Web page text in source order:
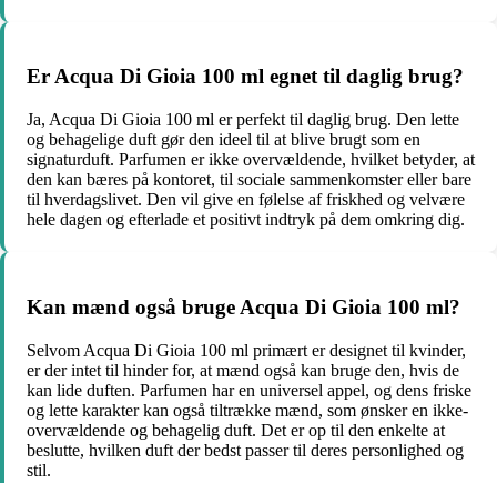
Er Acqua Di Gioia 100 ml egnet til daglig brug?
Ja, Acqua Di Gioia 100 ml er perfekt til daglig brug. Den lette
og behagelige duft gør den ideel til at blive brugt som en
signaturduft. Parfumen er ikke overvældende, hvilket betyder, at
den kan bæres på kontoret, til sociale sammenkomster eller bare
til hverdagslivet. Den vil give en følelse af friskhed og velvære
hele dagen og efterlade et positivt indtryk på dem omkring dig.
Kan mænd også bruge Acqua Di Gioia 100 ml?
Selvom Acqua Di Gioia 100 ml primært er designet til kvinder,
er der intet til hinder for, at mænd også kan bruge den, hvis de
kan lide duften. Parfumen har en universel appel, og dens friske
og lette karakter kan også tiltrække mænd, som ønsker en ikke-
overvældende og behagelig duft. Det er op til den enkelte at
beslutte, hvilken duft der bedst passer til deres personlighed og
stil.